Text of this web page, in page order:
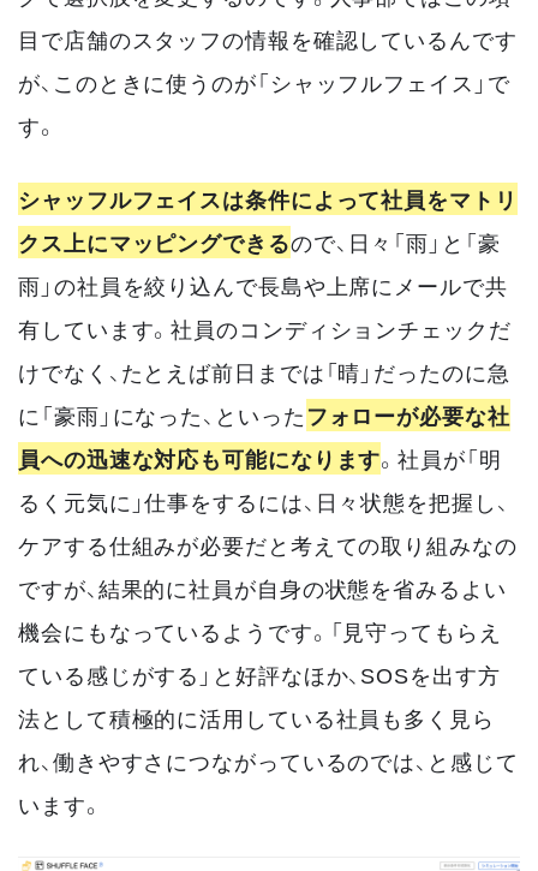
目で店舗のスタッフの情報を確認しているんです
が、このときに使うのが「シャッフルフェイス」で
す。
シャッフルフェイスは条件によって社員をマトリ
クス上にマッピングできるので、日々「雨」と「豪
雨」の社員を絞り込んで長島や上席にメールで共
有しています。社員のコンディションチェックだ
けでなく、たとえば前日までは「晴」だったのに急
に「豪雨」になった、といったフォローが必要な社
員への迅速な対応も可能になります。社員が「明
るく元気に」仕事をするには、日々状態を把握し、
ケアする仕組みが必要だと考えての取り組みなの
ですが、結果的に社員が自身の状態を省みるよい
機会にもなっているようです。「見守ってもらえ
ている感じがする」と好評なほか、SOSを出す方
法として積極的に活用している社員も多く見ら
れ、働きやすさにつながっているのでは、と感じて
います。